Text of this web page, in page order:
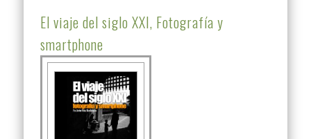
El viaje del siglo XXI, Fotografía y
smartphone